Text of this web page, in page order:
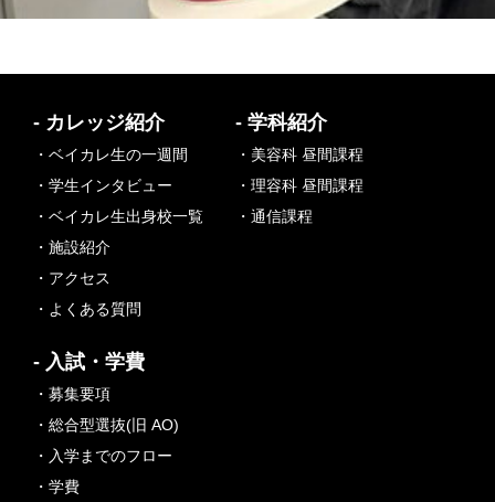
- カレッジ紹介
・ベイカレ生の一週間
・学生インタビュー
・ベイカレ生出身校一覧
・施設紹介
・アクセス
・よくある質問
- 学科紹介
・美容科 昼間課程
・理容科 昼間課程
・通信課程
- 入試・学費
・募集要項
・総合型選抜(旧 AO)
・入学までのフロー
・学費